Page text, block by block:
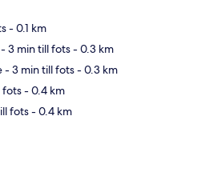
- 0.1 km
- 3 min till fots- 0.3 km
- 3 min till fots- 0.3 km
fots- 0.4 km
fots- 0.4 km